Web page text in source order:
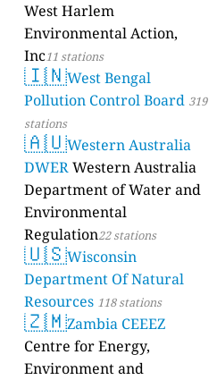
West Harlem
Environmental Action,
Inc11 stations
🇮🇳West Bengal
Pollution Control Board 319
stations
🇦🇺Western Australia
DWERWestern Australia
Department of Water and
Environmental
Regulation22 stations
🇺🇸Wisconsin
Department Of Natural
Resources 118 stations
🇿🇲Zambia CEEEZ
Centre for Energy,
Environment and